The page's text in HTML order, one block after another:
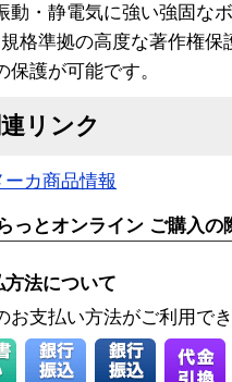
動・静電気に強い強固な
格準拠の高度な著作権
保護が可能です。
リンク
ーカ商品情報
っとオンライン ご購入の
方法について
お支払い方法がご利用で